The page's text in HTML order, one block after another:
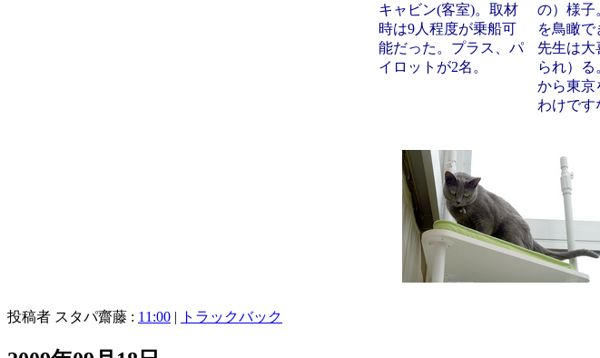
キャビン(客室)。取材
時は9人程度が乗船可
能だった。プラス、パ
イロットが2名。
の）様子
を鳥瞰で
先生は大
られ）る
から東京
わけです
投稿者 スタパ齋藤 : 11:00 | トラックバック